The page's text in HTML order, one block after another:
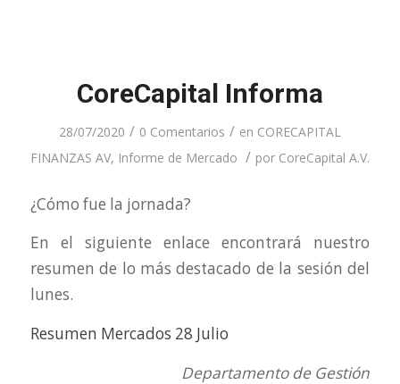
CoreCapital Informa
28/07/2020 / 0 Comentarios / en CORECAPITAL
FINANZAS AV, Informe de Mercado / por CoreCapital A.V.
¿Cómo fue la jornada?
En el siguiente enlace encontrará nuestro
resumen de lo más destacado de la sesión del
lunes.
Resumen Mercados 28 Julio
Departamento de Gestión